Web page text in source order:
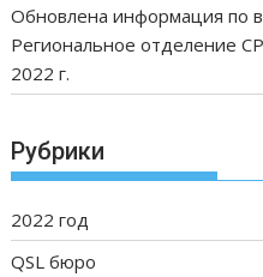
Обновлена информация по
Региональное отделение
2022 г.
Рубрики
2022 год
QSL бюро